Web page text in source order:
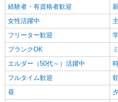
経験者・有資格者歓迎
女性活躍中
フリーター歓迎
ブランクOK
エルダー（50代～）活躍中
フルタイム歓迎
朝
昼